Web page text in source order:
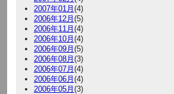
2007年01月 (4)
2006年12月 (5)
2006年11月 (4)
2006年10月 (4)
2006年09月 (5)
2006年08月 (3)
2006年07月 (4)
2006年06月 (4)
2006年05月 (3)